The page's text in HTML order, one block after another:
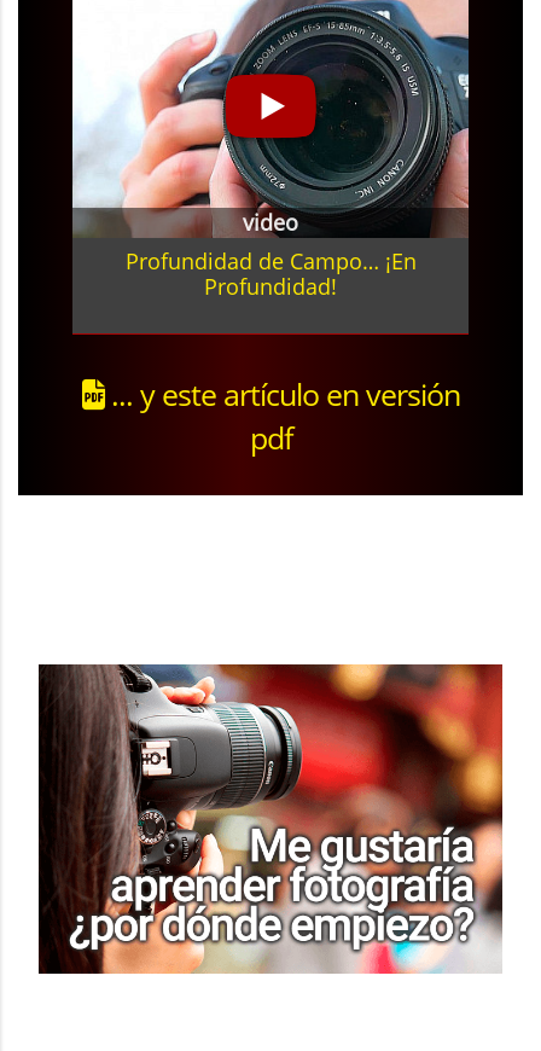
video
Profundidad de Campo… ¡En
Profundidad!
... y este artículo en versión
pdf